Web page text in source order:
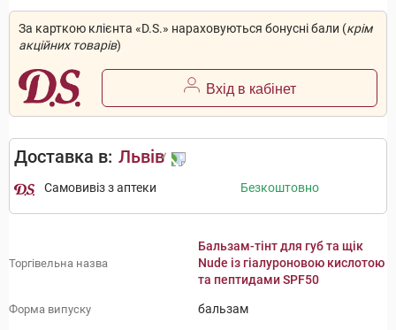
За карткою клієнта «D.S.» нараховуються бонусні бали (крім
акційних товарів)
Вхід в кабінет
Доставка в: Львів
Самовивіз з аптеки Безкоштовно
Торгівельна назва
Бальзам-тінт для губ та щік
Nude із гіалуроновою кислотою
та пептидами SPF50
Форма випуску бальзам